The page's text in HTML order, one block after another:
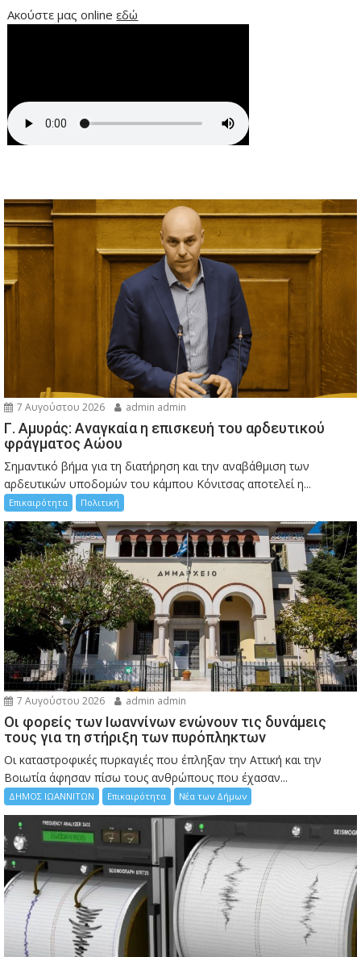
Ακούστε μας onlineεδώ
7 Αυγούστου 2026 admin admin
Γ. Αμυράς: Αναγκαία η επισκευή του αρδευτικού
φράγματος Αώου
Σημαντικό βήμα για τη διατήρηση και την αναβάθμιση των
αρδευτικών υποδομών του κάμπου Κόνιτσας αποτελεί η...
Επικαιρότητα Πολιτική
7 Αυγούστου 2026 admin admin
Οι φορείς των Ιωαννίνων ενώνουν τις δυνάμεις
τους για τη στήριξη των πυρόπληκτων
Οι καταστροφικές πυρκαγιές που έπληξαν την Αττική και την
Bοιωτία άφησαν πίσω τους ανθρώπους που έχασαν...
ΔΗΜΟΣ ΙΩΑΝΝΙΤΩΝ Επικαιρότητα Νέα των Δήμων